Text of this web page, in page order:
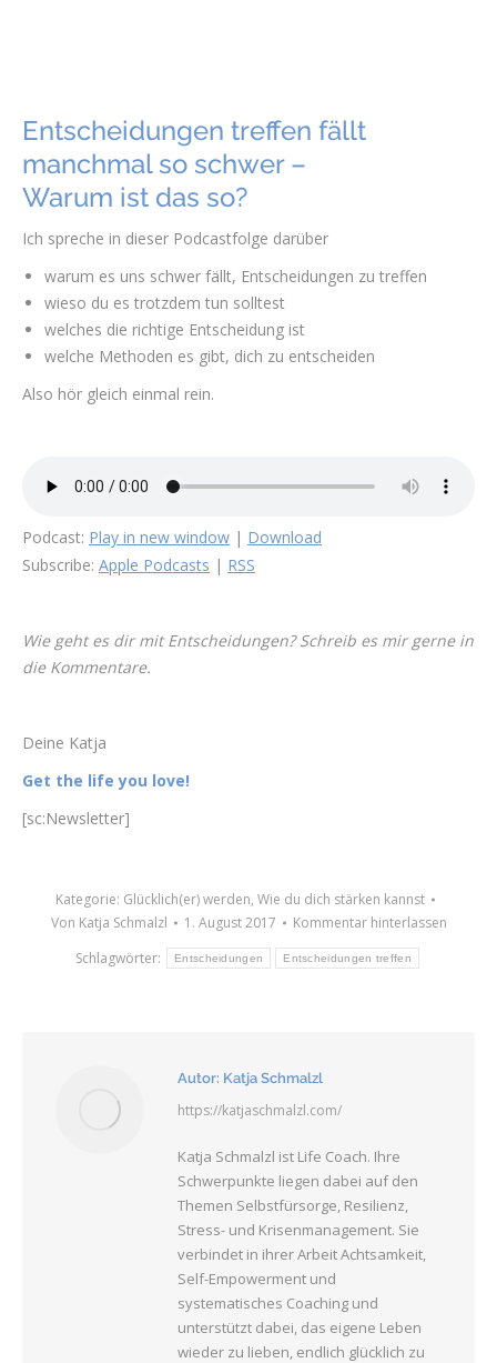
Entscheidungen treffen fällt
manchmal so schwer –
Warum ist das so?
Ich spreche in dieser Podcastfolge darüber
warum es uns schwer fällt, Entscheidungen zu treffen
wieso du es trotzdem tun solltest
welches die richtige Entscheidung ist
welche Methoden es gibt, dich zu entscheiden
Also hör gleich einmal rein.
Podcast: Play in new window | Download
Subscribe: Apple Podcasts | RSS
Wie geht es dir mit Entscheidungen? Schreib es mir gerne in
die Kommentare.
Deine Katja
Get the life you love!
[sc:Newsletter]
Kategorie: Glücklich(er) werden, Wie du dich stärken kannst
Von Katja Schmalzl 1. August 2017
Kommentar hinterlassen
Schlagwörter:
Entscheidungen Entscheidungen treffen
Autor: Katja Schmalzl
https://katjaschmalzl.com/
Katja Schmalzl ist Life Coach. Ihre
Schwerpunkte liegen dabei auf den
Themen Selbstfürsorge, Resilienz,
Stress- und Krisenmanagement. Sie
verbindet in ihrer Arbeit Achtsamkeit,
Self-Empowerment und
systematisches Coaching und
unterstützt dabei, das eigene Leben
wieder zu lieben, endlich glücklich zu